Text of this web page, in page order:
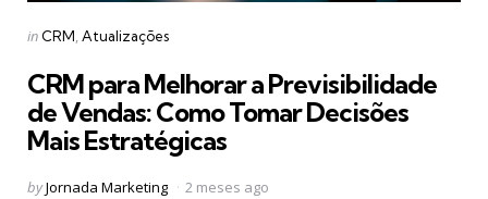
Categories
Posted
in CRM Atualizações
CRM para Melhorar a Previsibilidade
de Vendas: Como Tomar Decisões
Mais Estratégicas
Posted
byJornada Marketing 2 meses ago